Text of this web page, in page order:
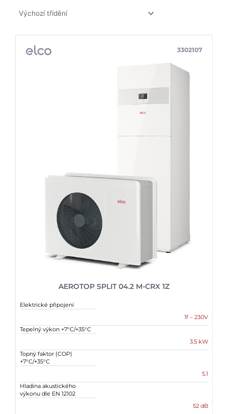
AEROTOP SPLIT 04.2 M-CRX 1Z
3302107
Elektrické připojení
1f – 230V
Tepelný výkon +7°C/+35°C
3.5 kW
Topný faktor (COP)
+7°C/+35°C
5.1
Hladina akustického
výkonu dle EN 12102
52 dB